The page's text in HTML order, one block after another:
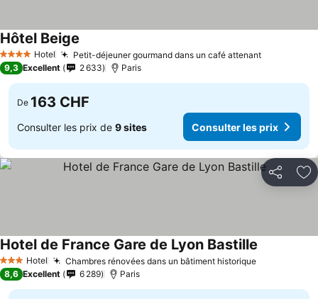
4 Étoiles Hotel Petit-déjeuner gourmand dans un café attenant
Hôtel Beige
9,3 Excellent 2 633 Paris
De 163 CHF
Consulter les prix de 9 sites Consulter les prix
Partager
3 ÉtoilesHotel Chambres rénovées dans un bâtiment historique
Hotel de France Gare de Lyon Bastille
8,6 Excellent 6 289 Paris